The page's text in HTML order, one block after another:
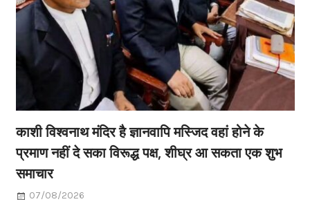
काशी विश्वनाथ मंदिर है ज्ञानवापि मस्जिद वहां होने के
प्रमाण नहीं दे सका विरूद्ध पक्ष, शीघ्र आ सकता एक शुभ
समाचार
07/08/2026